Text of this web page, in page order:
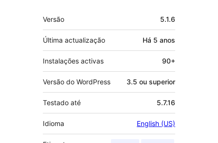
Metadados
Versão 5.1.6
Última actualização Há 5 anos
Instalações activas 90+
Versão do WordPress 3.5 ou superior
Testado até 5.7.16
Idioma English (US)